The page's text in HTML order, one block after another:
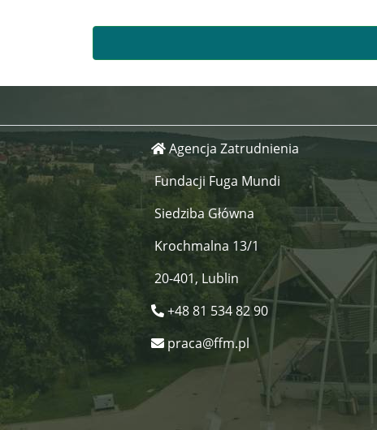
Agencja Zatrudnienia
Fundacji Fuga Mundi
Siedziba Główna
Krochmalna 13/1
20-401, Lublin
+48 81 534 82 90
praca@ffm.pl